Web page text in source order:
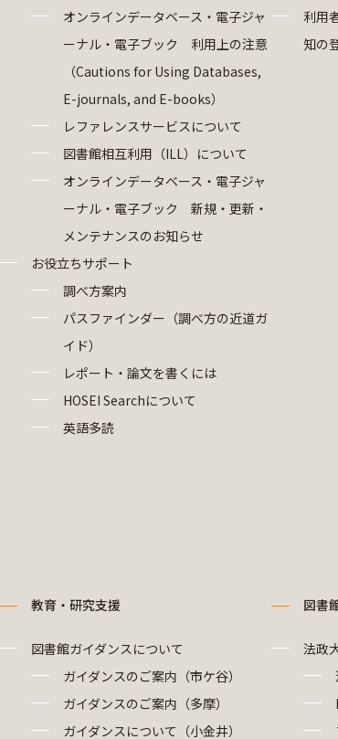
オンラインデータベース・電子ジャ
ーナル・電子ブック 利用上の注意
（Cautions for Using Databases,
E-journals, and E-books）
レファレンスサービスについて
図書館相互利用（ILL）について
オンラインデータベース・電子ジャ
ーナル・電子ブック 新規・更新・
メンテナンスのお知らせ
お役立ちサポート
調べ方案内
パスファインダー（調べ方の近道ガ
イド）
レポート・論文を書くには
HOSEI Searchについて
英語多読
利用
知の
教育・研究支援
図書館ガイダンスについて
ガイダンスのご案内（市ケ谷）
ガイダンスのご案内（多摩）
ガイダンスについて（小金井）
図書
法政